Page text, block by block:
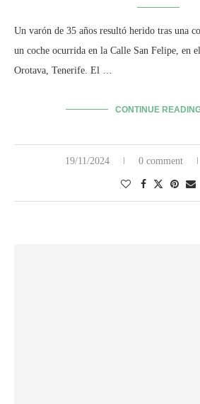
Un varón de 35 años resultó herido tras una
un coche ocurrida en la Calle San Felipe, en
Orotava, Tenerife. El …
CONTINUE
19/11/2024 0 comment